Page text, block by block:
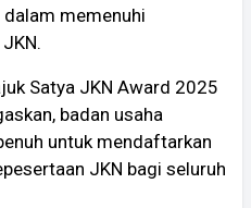
memenuhi
Satya JKN Award 2025
badan usaha
untuk mendaftarkan
JKN bagi seluruh